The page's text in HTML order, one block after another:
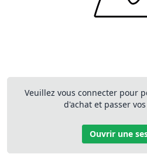
Veuillez vous connecter pour
d'achat et passer
Ouvrir une